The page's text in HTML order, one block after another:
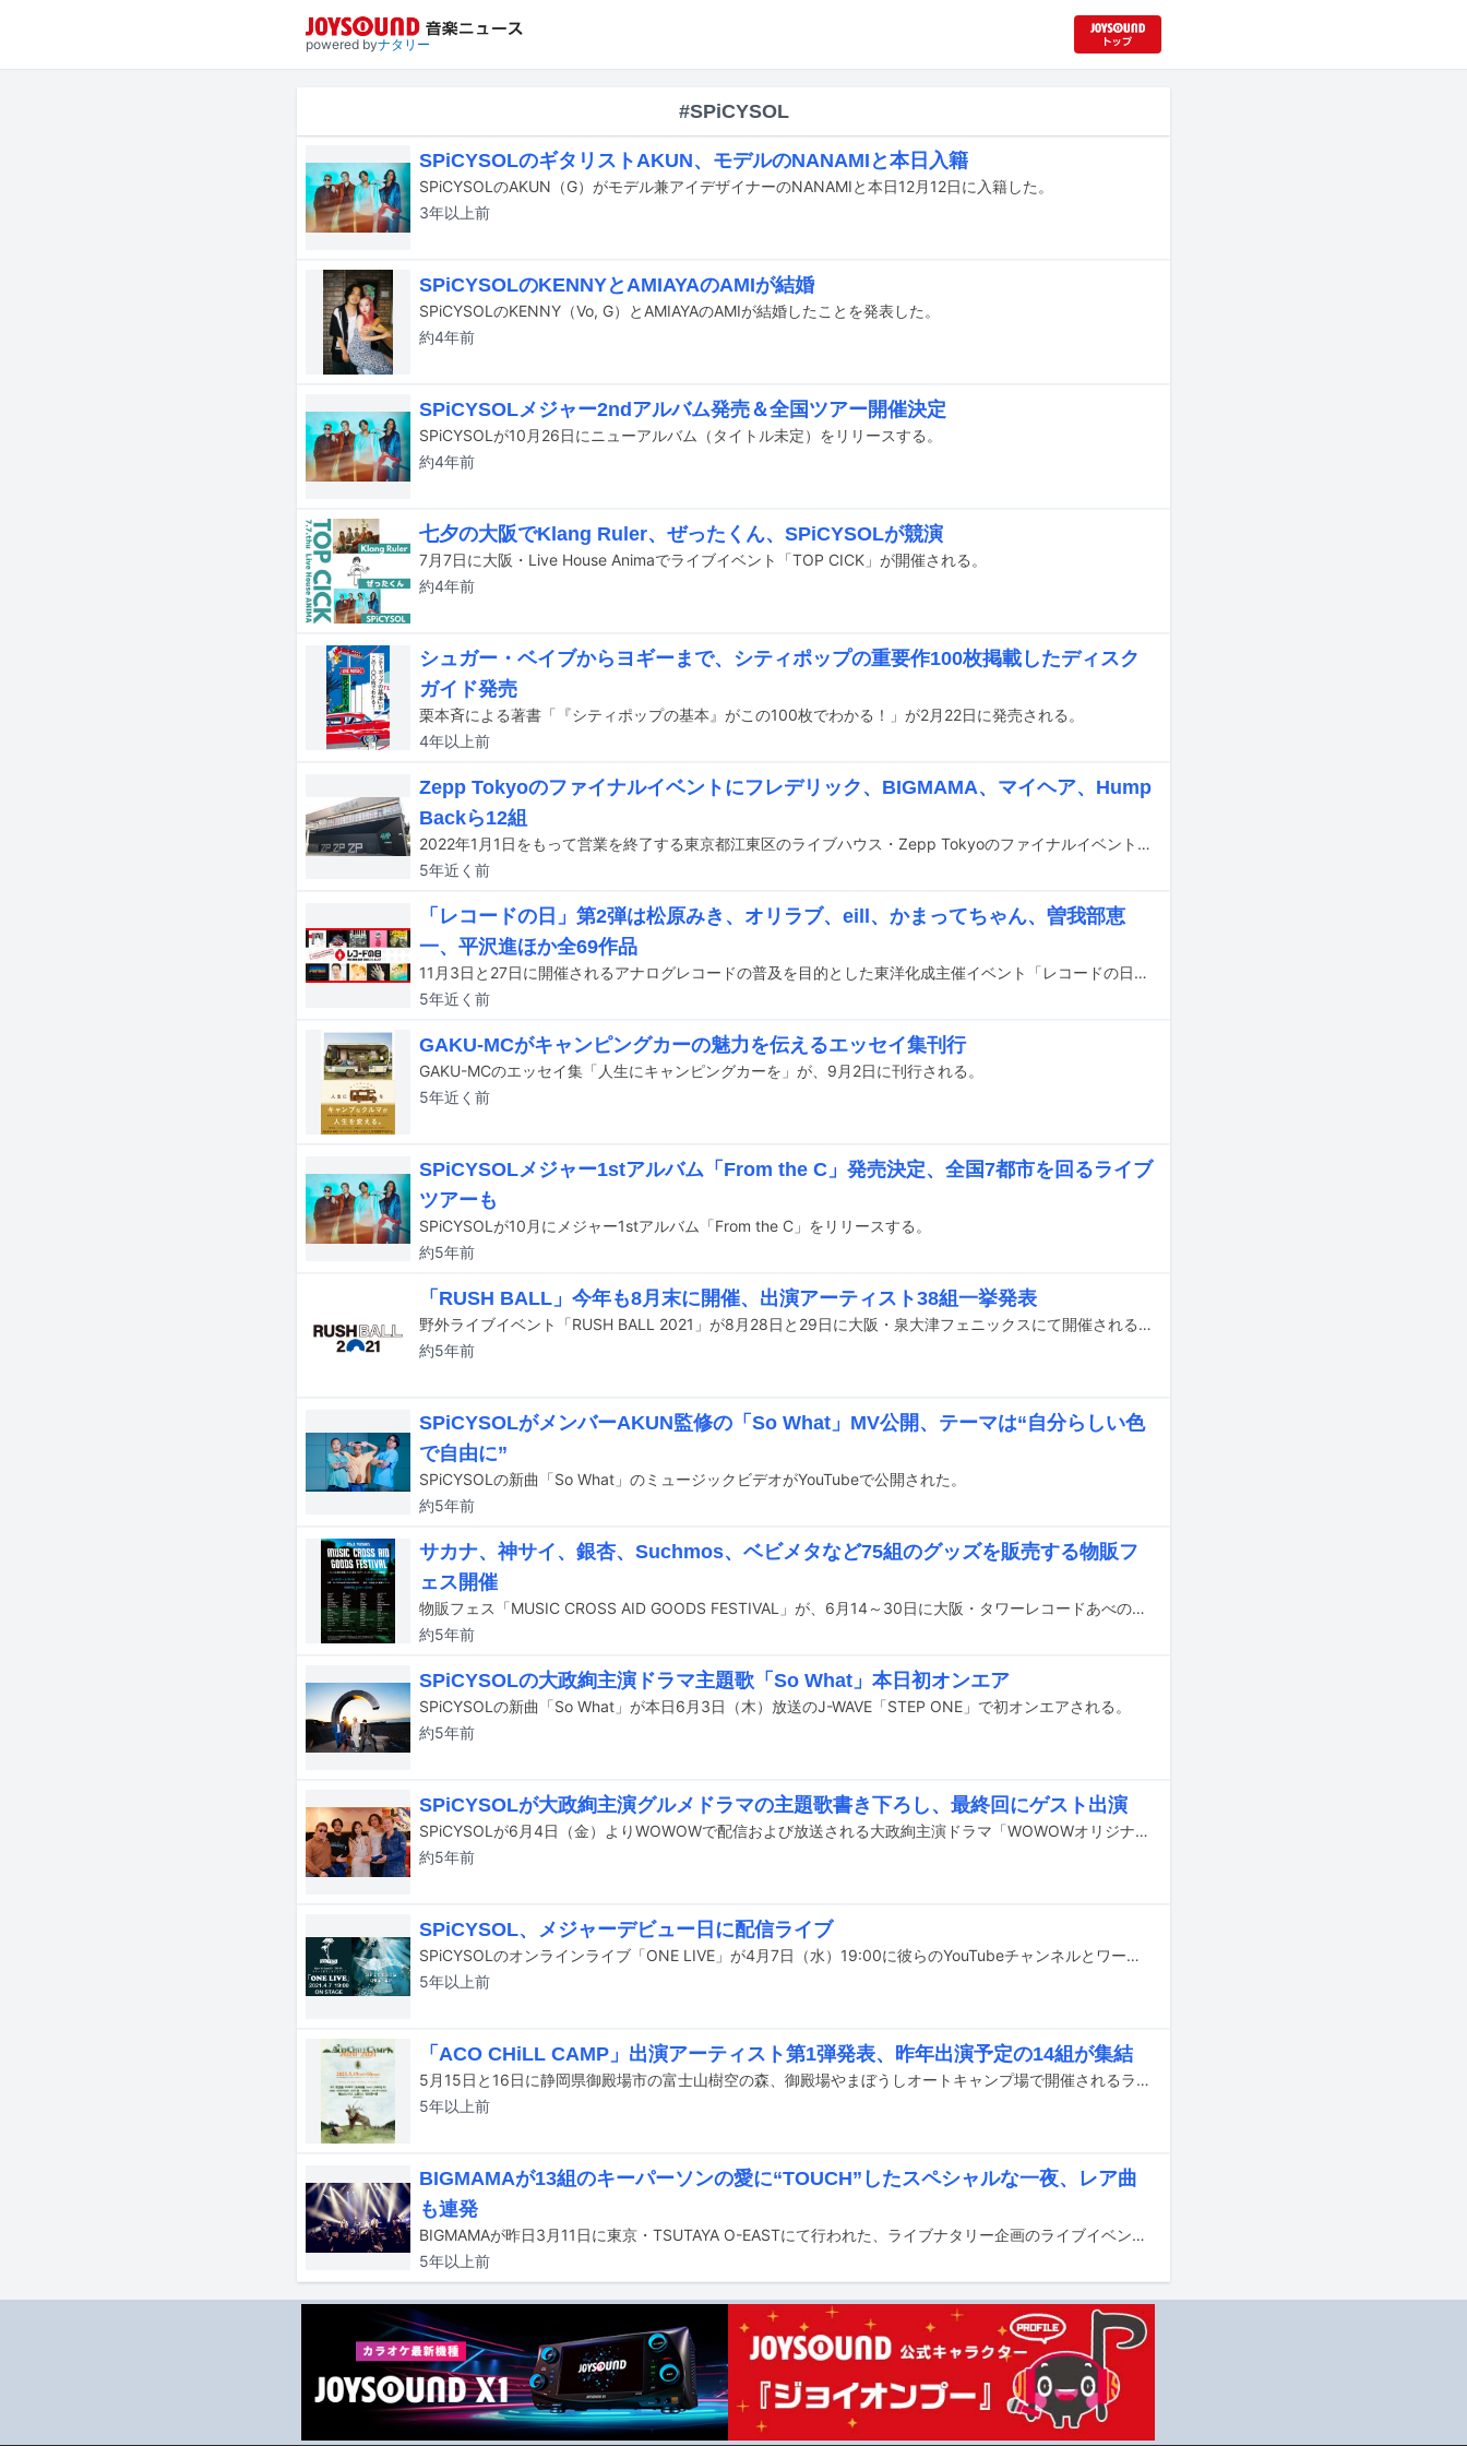
powered byナタリー
#SPiCYSOL
SPiCYSOLのギタリストAKUN、モデルのNANAMIと本日入籍
SPiCYSOLのAKUN（G）がモデル兼アイデザイナーのNANAMIと本日12月12日に入籍した。
3年以上前
SPiCYSOLのKENNYとAMIAYAのAMIが結婚
SPiCYSOLのKENNY（Vo, G）とAMIAYAのAMIが結婚したことを発表した。
約4年前
SPiCYSOLメジャー2ndアルバム発売＆全国ツアー開催決定
SPiCYSOLが10月26日にニューアルバム（タイトル未定）をリリースする。
約4年前
七夕の大阪でKlang Ruler、ぜったくん、SPiCYSOLが競演
7月7日に大阪・Live House Animaでライブイベント「TOP CICK」が開催される。
約4年前
シュガー・ベイブからヨギーまで、シティポップの重要作100枚掲載したディスク
ガイド発売
栗本斉による著書「『シティポップの基本』がこの100枚でわかる！」が2月22日に発売される。
4年以上前
Zepp Tokyoのファイナルイベントにフレデリック、BIGMAMA、マイヘア、Hump
Backら12組
2022年1月1日をもって営業を終了する東京都江東区のライブハウス・Zepp Tokyoのファイナルイベント「Zepp Tokyo Thanks & So Long!」が12月29～31日に開催される。
5年近く 前
「レコードの日」第2弾は松原みき、オリラブ、eill、かまってちゃん、曽我部恵
一、平沢進ほか全69作品
11月3日と27日に開催されるアナログレコードの普及を目的とした東洋化成主催イベント「レコードの日」。このたび11月27日リリースの全69タイトルが発表された。
5年近く 前
GAKU-MCがキャンピングカーの魅力を伝えるエッセイ集刊行
GAKU-MCのエッセイ集「人生にキャンピングカーを」が、9月2日に刊行される。
5年近く 前
SPiCYSOLメジャー1stアルバム「From the C」発売決定、全国7都市を回るライブ
ツアーも
SPiCYSOLが10月にメジャー1stアルバム「From the C」をリリースする。
約5年前
「RUSH BALL」今年も8月末に開催、出演アーティスト38組一挙発表
野外ライブイベント「RUSH BALL 2021」が8月28日と29日に大阪・泉大津フェニックスにて開催されることが決定。出演アーティストも発表された。
約5年前
SPiCYSOLがメンバーAKUN監修の「So What」MV公開、テーマは“自分らしい色
で自由に”
SPiCYSOLの新曲「So What」のミュージックビデオがYouTubeで公開された。
約5年前
サカナ、神サイ、銀杏、Suchmos、ベビメタなど75組のグッズを販売する物販フ
ェス開催
物販フェス「MUSIC CROSS AID GOODS FESTIVAL」が、6月14～30日に大阪・タワーレコードあべのHoop店、7月8～25日に東京・タワーレコード渋谷店で開催される。
約5年前
SPiCYSOLの大政絢主演ドラマ主題歌「So What」本日初オンエア
SPiCYSOLの新曲「So What」が本日6月3日（木）放送のJ-WAVE「STEP ONE」で初オンエアされる。
約5年前
SPiCYSOLが大政絢主演グルメドラマの主題歌書き下ろし、最終回にゲスト出演
SPiCYSOLが6月4日（金）よりWOWOWで配信および放送される大政絢主演ドラマ「WOWOWオリジナルドラマ ひとりで飲めるもん！」の主題歌として、新曲「So What」を書き下ろし提供した。
約5年前
SPiCYSOL、メジャーデビュー日に配信ライブ
SPiCYSOLのオンラインライブ「ONE LIVE」が4月7日（水）19:00に彼らのYouTubeチャンネルとワーナーミュージック・ジャパンのLINEアカウントで配信される。
5年以上前
「ACO CHiLL CAMP」出演アーティスト第1弾発表、昨年出演予定の14組が集結
5月15日と16日に静岡県御殿場市の富士山樹空の森、御殿場やまぼうしオートキャンプ場で開催されるライブイベント「ACO CHiLL CAMP 2020-2021 ～アソブ、オドロク、フジサン、キャンプ。～」の出演アーティスト第1弾が発表された。
5年以上前
BIGMAMAが13組のキーパーソンの愛に“TOUCH”したスペシャルな一夜、レア曲
も連発
BIGMAMAが昨日3月11日に東京・TSUTAYA O-EASTにて行われた、ライブナタリー企画のライブイベント「TOUCH "BIGMAMA"」に出演した。
5年以上前